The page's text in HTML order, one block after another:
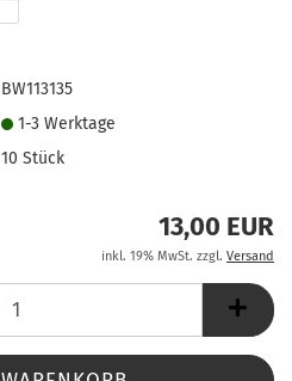
BW113135
1-3 Werktage
10Stück
13,00 EUR
inkl. 19% MwSt. zzgl. Versand